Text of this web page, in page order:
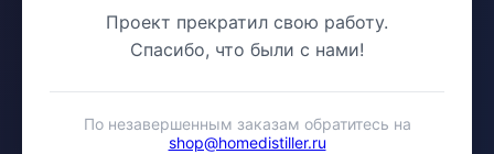
Проект прекратил свою работу.
Спасибо, что были с нами!
По незавершенным заказам обратитесь на
shop@homedistiller.ru